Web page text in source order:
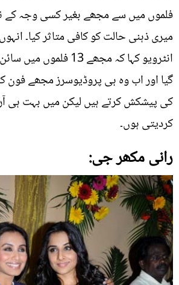
فلموں میں سے مجھے بغیر کسی وجہ کے
میری ذہنی حالت کو کافی متاثر کیا۔
انٹرویو کہا کہ مجھے 13
گیا اور اب وہ ہی پروڈیوسرز مجھے فون
کی پیشکش کرتے ہیں لیکن میں بہت ہی
کردیتی ہوں۔
رانی مکھر جی: